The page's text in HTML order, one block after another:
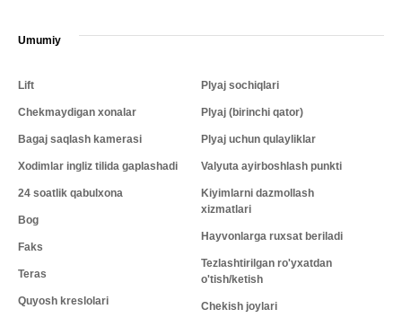
Umumiy
Lift
Chekmaydigan xonalar
Bagaj saqlash kamerasi
Xodimlar ingliz tilida gaplashadi
24 soatlik qabulxona
Bog
Faks
Teras
Quyosh kreslolari
Plyaj sochiqlari
Plyaj (birinchi qator)
Plyaj uchun qulayliklar
Valyuta ayirboshlash punkti
Kiyimlarni dazmollash
xizmatlari
Hayvonlarga ruxsat beriladi
Tezlashtirilgan ro'yxatdan
o'tish/ketish
Chekish joylari